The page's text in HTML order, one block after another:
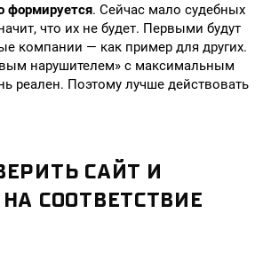
формируется. Сейчас мало судебных
что их не будет. Первыми будут
компании — как пример для других.
нарушителем» с максимальным
реален. Поэтому лучше действовать
САЙТ И
СООТВЕТСТВИЕ